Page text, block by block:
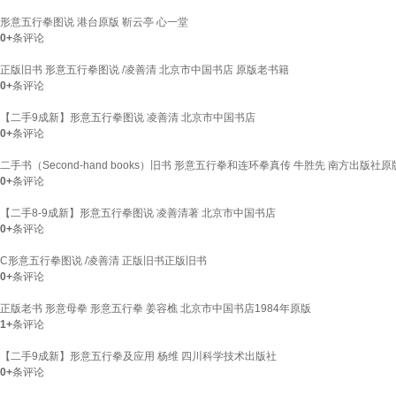
形意五行拳图说 港台原版 靳云亭 心一堂
0+条评论
正版旧书 形意五行拳图说 /凌善清 北京市中国书店 原版老书籍
0+条评论
【二手9成新】形意五行拳图说 凌善清 北京市中国书店
0+条评论
二手书（Second-hand books）旧书 形意五行拳和连环拳真传 牛胜先 南方出版社原
0+条评论
【二手8-9成新】形意五行拳图说 凌善清著 北京市中国书店
0+条评论
C形意五行拳图说 /凌善清 正版旧书正版旧书
0+条评论
正版老书 形意母拳 形意五行拳 姜容樵 北京市中国书店1984年原版
1+条评论
【二手9成新】形意五行拳及应用 杨维 四川科学技术出版社
0+条评论